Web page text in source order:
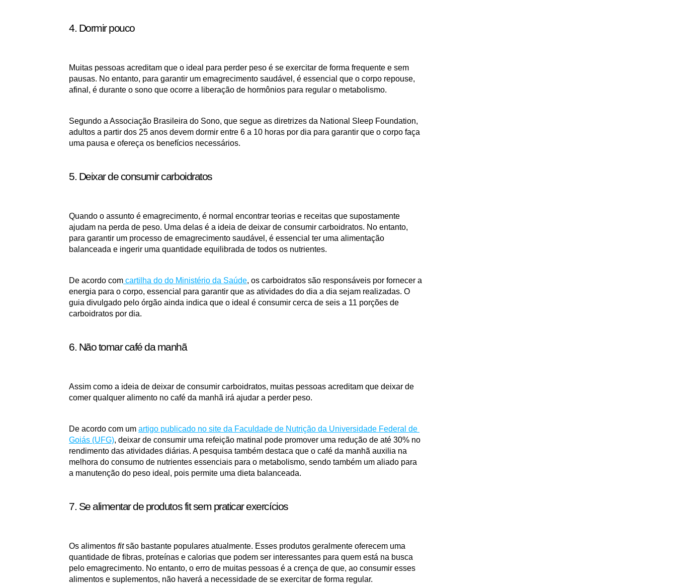
4. Dormir pouco
Muitas pessoas acreditam que o ideal para perder peso é se exercitar de forma frequente e sem
pausas. No entanto, para garantir um emagrecimento saudável, é essencial que o corpo repouse,
afinal, é durante o sono que ocorre a liberação de hormônios para regular o metabolismo.
Segundo a Associação Brasileira do Sono, que segue as diretrizes da National Sleep Foundation,
adultos a partir dos 25 anos devem dormir entre 6 a 10 horas por dia para garantir que o corpo faça
uma pausa e ofereça os benefícios necessários.
5. Deixar de consumir carboidratos
Quando o assunto é emagrecimento, é normal encontrar teorias e receitas que supostamente
ajudam na perda de peso. Uma delas é a ideia de deixar de consumir carboidratos. No entanto,
para garantir um processo de emagrecimento saudável, é essencial ter uma alimentação
balanceada e ingerir uma quantidade equilibrada de todos os nutrientes.
De acordo com cartilha do do Ministério da Saúde, os carboidratos são responsáveis por fornecer a
energia para o corpo, essencial para garantir que as atividades do dia a dia sejam realizadas. O
guia divulgado pelo órgão ainda indica que o ideal é consumir cerca de seis a 11 porções de
carboidratos por dia.
6. Não tomar café da manhã
Assim como a ideia de deixar de consumir carboidratos, muitas pessoas acreditam que deixar de
comer qualquer alimento no café da manhã irá ajudar a perder peso.
De acordo com um artigo publicado no site da Faculdade de Nutrição da Universidade Federal de
Goiás (UFG), deixar de consumir uma refeição matinal pode promover uma redução de até 30% no
rendimento das atividades diárias. A pesquisa também destaca que o café da manhã auxilia na
melhora do consumo de nutrientes essenciais para o metabolismo, sendo também um aliado para
a manutenção do peso ideal, pois permite uma dieta balanceada.
7. Se alimentar de produtos fit sem praticar exercícios
Os alimentos fit são bastante populares atualmente. Esses produtos geralmente oferecem uma
quantidade de fibras, proteínas e calorias que podem ser interessantes para quem está na busca
pelo emagrecimento. No entanto, o erro de muitas pessoas é a crença de que, ao consumir esses
alimentos e suplementos, não haverá a necessidade de se exercitar de forma regular.